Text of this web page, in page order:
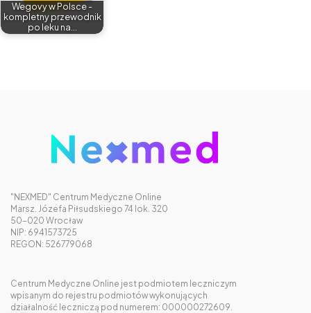
Wegovy w Polsce -
kompletny przewodnik
po leku na…
"NEXMED" Centrum Medyczne Online
Marsz. Józefa Piłsudskiego 74 lok. 320
50-020 Wrocław
NIP: 6941573725
REGON: 526779068
Centrum Medyczne Online jest podmiotem leczniczym
wpisanym do rejestru podmiotów wykonujących
działalność leczniczą pod numerem: 000000272609.